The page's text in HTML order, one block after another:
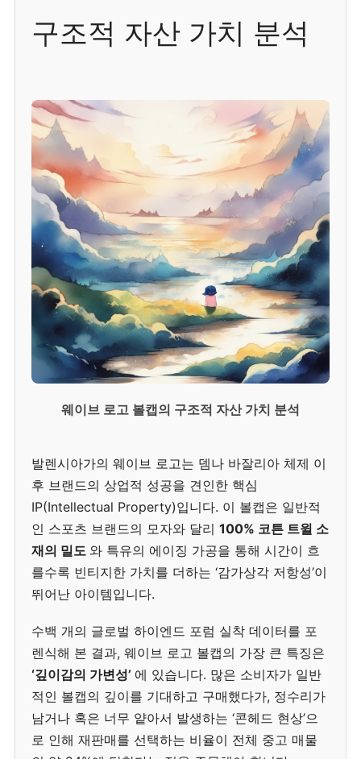
구조적 자산 가치 분석
웨이브 로고 볼캡의 구조적 자산 가치 분석
발렌시아가의 웨이브 로고는 뎀나 바잘리아 체제 이
후 브랜드의 상업적 성공을 견인한 핵심
IP(Intellectual Property)입니다. 이 볼캡은 일반적
인 스포츠 브랜드의 모자와 달리 100% 코튼 트윌 소
재의 밀도 와 특유의 에이징 가공을 통해 시간이 흐
를수록 빈티지한 가치를 더하는 ‘감가상각 저항성’이
뛰어난 아이템입니다.
수백 개의 글로벌 하이엔드 포럼 실착 데이터를 포
렌식해 본 결과, 웨이브 로고 볼캡의 가장 큰 특징은
‘깊이감의 가변성’ 에 있습니다. 많은 소비자가 일반
적인 볼캡의 깊이를 기대하고 구매했다가, 정수리가
남거나 혹은 너무 얕아서 발생하는 ‘콘헤드 현상’으
로 인해 재판매를 선택하는 비율이 전체 중고 매물